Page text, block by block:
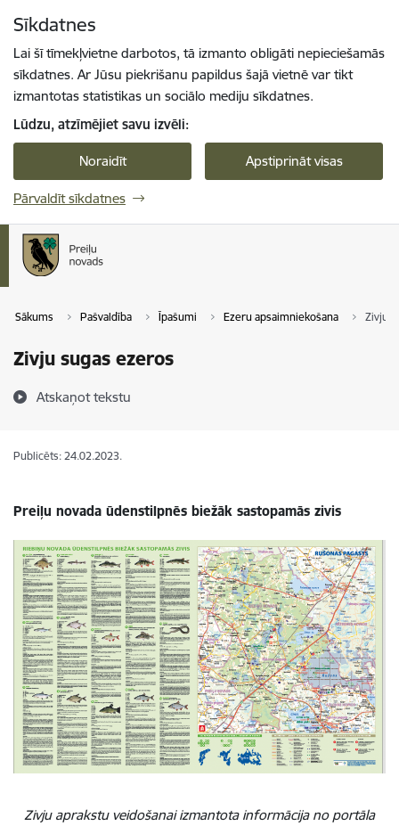
Sīkdatnes
Lai šī tīmekļvietne darbotos, tā izmanto obligāti nepieciešamās
sīkdatnes. Ar Jūsu piekrišanu papildus šajā vietnē var tikt
izmantotas statistikas un sociālo mediju sīkdatnes.
Lūdzu, atzīmējiet savu izvēli:
Noraidīt Apstiprināt visas
Pārvaldīt sīkdatnes
Sākums Pašvaldība Īpašumi Ezeru apsaimniekošana Zivju
Zivju sugas ezeros
Atskaņot tekstu
Publicēts: 24.02.2023.
Preiļu novada ūdenstilpnēs biežāk sastopamās zivis
Zivju aprakstu veidošanai izmantota informācija no portāla